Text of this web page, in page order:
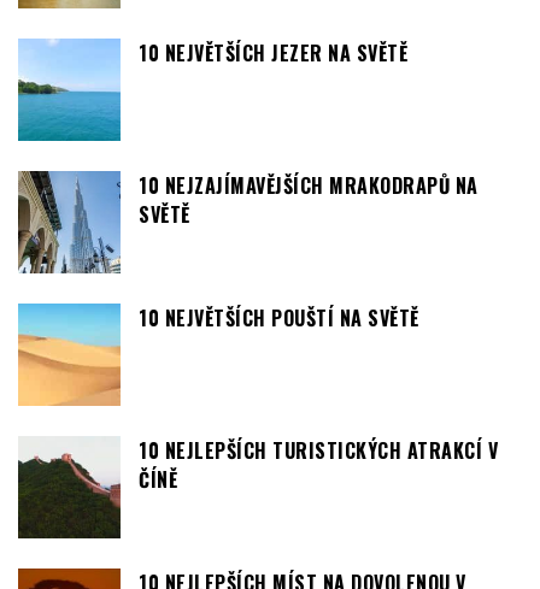
10 NEJVĚTŠÍCH JEZER NA SVĚTĚ
10 NEJZAJÍMAVĚJŠÍCH MRAKODRAPŮ NA
SVĚTĚ
10 NEJVĚTŠÍCH POUŠTÍ NA SVĚTĚ
10 NEJLEPŠÍCH TURISTICKÝCH ATRAKCÍ V
ČÍNĚ
10 NEJLEPŠÍCH MÍST NA DOVOLENOU V